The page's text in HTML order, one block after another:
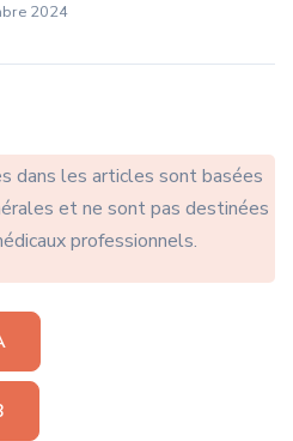
2024
dans les articles sont basées
et ne sont pas destinées
professionnels.